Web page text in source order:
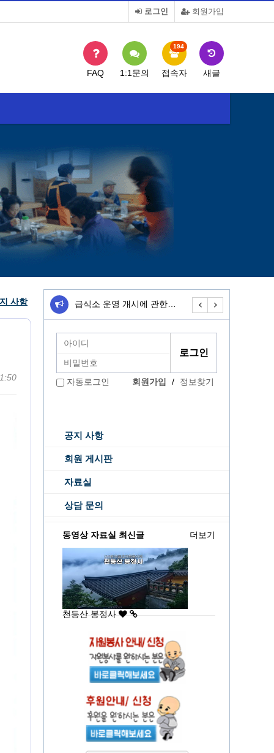
회원가입
로그인
FAQ 1:1문의 접속자
194
새글
사항 급식소 운영 개시에 관한… 무료급식소 운영
자동로그인 회원가입 / 정보찾기
공지 사항
회원 게시판
자료실
상담 문의
동영상 자료실 최신글
천등산 봉정사
더보기